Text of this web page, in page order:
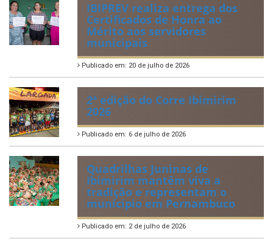
IBIPREV realiza entrega dos
Certificados de Honra ao
Mérito aos servidores
municipais
Publicado em: 20 de julho de 2026
2ª edição do Corre Ibimirim
2026
Publicado em: 6 de julho de 2026
Quadrilhas Juninas de
Ibimirim mantêm viva a
tradição e representam o
munícipio em Pernambuco
Publicado em: 2 de julho de 2026